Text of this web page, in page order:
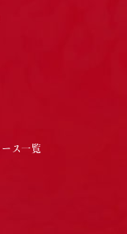
ース一覧